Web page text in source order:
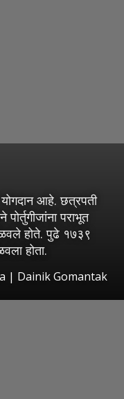
योगदान आहे. छत्रपती
पोर्तुगीजांना पराभूत
होते. पुढे १७३९
होता.
| Dainik Gomantak